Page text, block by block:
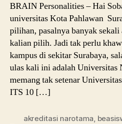
BRAIN Personalities – Hai
universitas Kota Pahlawan
pilihan, pasalnya banyak
kalian pilih. Jadi tak perlu
kampus di sekitar Surabaya,
ulas kali ini adalah Universitas
memang tak setenar
ITS 10 […]
akreditasi narotama,